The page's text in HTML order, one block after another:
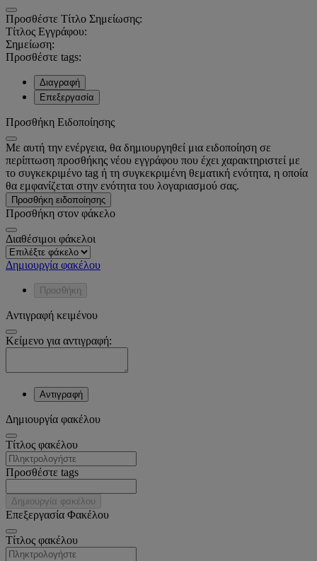
Προσθέστε Τίτλο Σημείωσης:
Τίτλος Εγγράφου:
Σημείωση:
Προσθέστε tags:
Διαγραφή
Επεξεργασία
Προσθήκη Ειδοποίησης
Με αυτή την ενέργεια, θα δημιουργηθεί μια ειδοποίηση σε
περίπτωση προσθήκης νέου εγγράφου που έχει χαρακτηριστεί με
το συγκεκριμένο tag ή τη συγκεκριμένη θεματική ενότητα, η οποία
θα εμφανίζεται στην ενότητα του λογαριασμού σας.
Προσθήκη ειδοποίησης
Προσθήκη στον φάκελο
Διαθέσιμοι φάκελοι
Δημιουργία φακέλου
Προσθήκη
Αντιγραφή κειμένου
Κείμενο για αντιγραφή:
Αντιγραφή
Δημιουργία φακέλου
Tίτλος φακέλου
Προσθέστε tags
Δημιουργία φακέλου
Επεξεργασία Φακέλου
Tίτλος φακέλου